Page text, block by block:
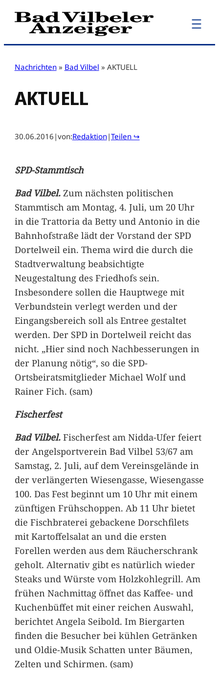
Zum
Inhalt
Nachrichten » Bad Vilbel » AKTUELL
AKTUELL
30.06.2016 |von:Redaktion|Teilen ↪
SPD-Stammtisch
Bad Vilbel.Zum nächsten politischen
Stammtisch am Montag, 4. Juli, um 20 Uhr
in die Trattoria da Betty und Antonio in die
Bahnhofstraße lädt der Vorstand der SPD
Dortelweil ein. Thema wird die durch die
Stadtverwaltung beabsichtigte
Neugestaltung des Friedhofs sein.
Insbesondere sollen die Hauptwege mit
Verbundstein verlegt werden und der
Eingangsbereich soll als Entree gestaltet
werden. Der SPD in Dortelweil reicht das
nicht. „Hier sind noch Nachbesserungen in
der Planung nötig“, so die SPD-
Ortsbeiratsmitglieder Michael Wolf und
Rainer Fich. (sam)
Fischerfest
Bad Vilbel.Fischerfest am Nidda-Ufer feiert
der Angelsportverein Bad Vilbel 53/67 am
Samstag, 2. Juli, auf dem Vereinsgelände in
der verlängerten Wiesengasse, Wiesengasse
100. Das Fest beginnt um 10 Uhr mit einem
zünftigen Frühschoppen. Ab 11 Uhr bietet
die Fischbraterei gebackene Dorschfilets
mit Kartoffelsalat an und die ersten
Forellen werden aus dem Räucherschrank
geholt. Alternativ gibt es natürlich wieder
Steaks und Würste vom Holzkohlegrill. Am
frühen Nachmittag öffnet das Kaffee- und
Kuchenbüffet mit einer reichen Auswahl,
berichtet Angela Seibold. Im Biergarten
finden die Besucher bei kühlen Getränken
und Oldie-Musik Schatten unter Bäumen,
Zelten und Schirmen. (sam)